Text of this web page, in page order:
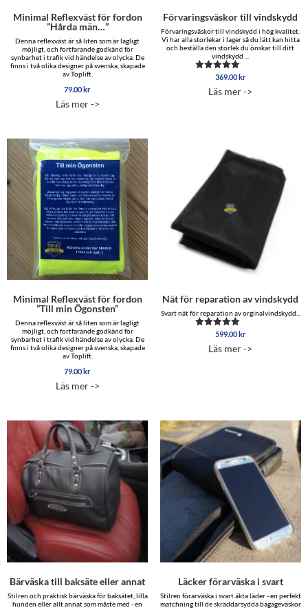
Minimal Reflexväst för fordon
”Hårda män…”
Denna reflexväst är så liten som är lagligt
möjligt, och fortfarande godkänd för
synbarhet i trafik vid händelse av olycka. De
finns i två olika designer på svenska, skapade
av Toplift.
79.00kr
Läs mer ->
Förvaringsväskor till vindskydd
Förvaringsväskor till vindskydd i hög kvalitet.
Vi har alla storlekar i lager så du lätt kan hitta
och beställa den storlek du önskar till ditt
vindskydd ...
Betygsatt
av 5
369.00kr
Läs mer ->
Minimal Reflexväst för fordon
”Till min Ögonsten”
Denna reflexväst är så liten som är lagligt
möjligt, och fortfarande godkänd för
synbarhet i trafik vid händelse av olycka. De
finns i två olika designer på svenska, skapade
av Toplift.
79.00 kr
Läs mer ->
Nät för reparation av vindskydd
Svart nät för reparation av orginalvindskydd...
Betygsatt
av 5
599.00 kr
Läs mer ->
Bärväska till baksäte eller annat
Stilren och praktisk bärväska för baksätet, lilla
hunden eller allt annat som måste med - en
Läcker förarväska i svart
Stilren förarväska i svart äkta läder - en perfekt
matchning till de skräddarsydda bagageväskor